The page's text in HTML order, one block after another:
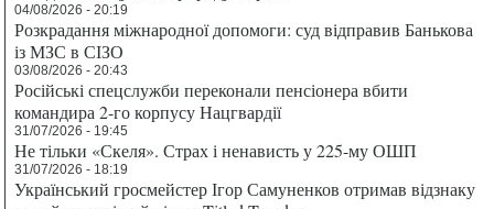
04/08/2026 - 20:19
Розкрадання міжнародної допомоги: суд відправив Банькова
із МЗС в СІЗО
03/08/2026 - 20:43
Російські спецслужби переконали пенсіонера вбити
командира 2-го корпусу Нацгвардії
31/07/2026 - 19:45
Не тільки «Скеля». Страх і ненависть у 225-му ОШП
31/07/2026 - 18:19
Український гросмейстер Ігор Самуненков отримав відзнаку